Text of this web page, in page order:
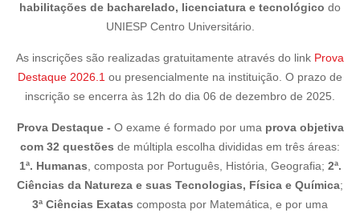
habilitações de bacharelado, licenciatura e tecnológico do
UNIESP Centro Universitário.
As inscrições são realizadas gratuitamente através do link Prova
Destaque 2026.1 ou presencialmente na instituição. O prazo de
inscrição se encerra às 12h do dia 06 de dezembro de 2025.
Prova Destaque - O exame é formado por uma prova objetiva
com 32 questões de múltipla escolha divididas em três áreas:
1ª. Humanas , composta por Português, História, Geografia; 2ª.
Ciências da Natureza e suas Tecnologias, Física e Química;
3ª Ciências Exatas composta por Matemática, e por uma